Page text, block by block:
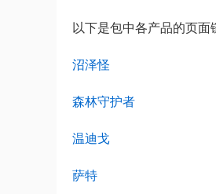
以下是包中各产品的页面
沼泽怪
森林守护者
温迪戈
萨特